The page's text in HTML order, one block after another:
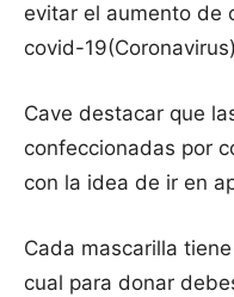
evitar el aumento de
covid-
Cave destacar que
confeccionadas por
con la idea de ir en
Cada mascarilla
cual para donar